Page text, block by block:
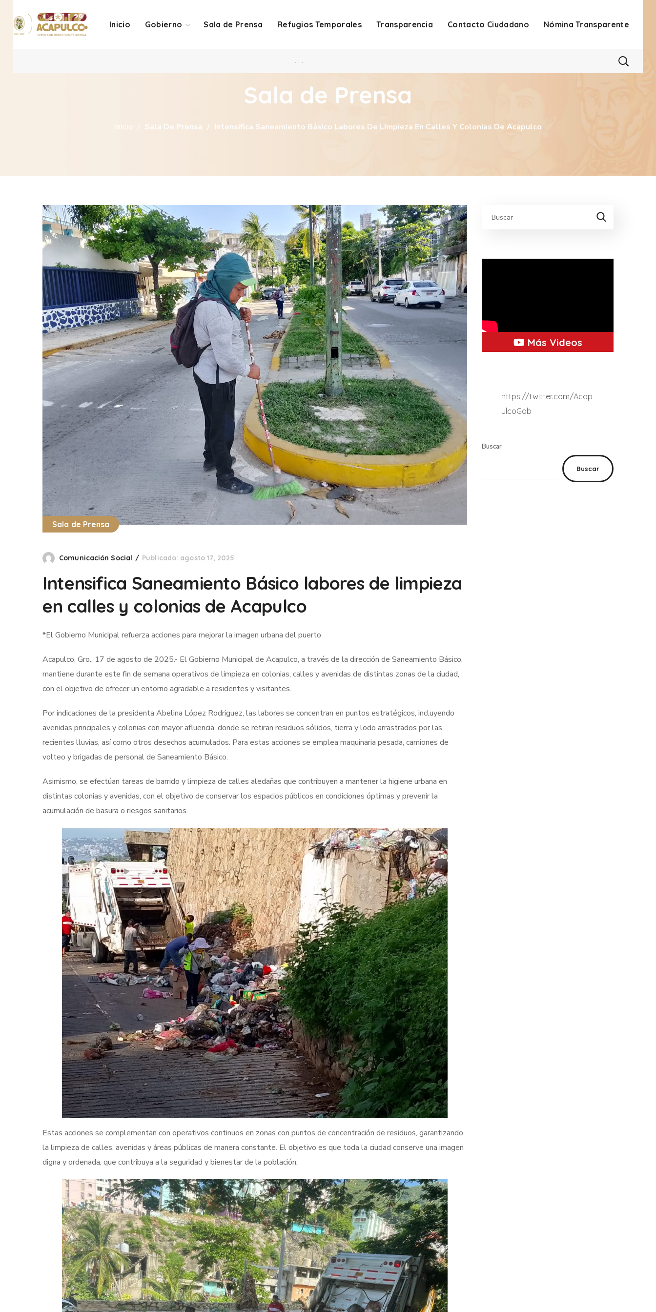
Inicio Gobierno Sala de Prensa Refugios Temporales Transparencia Contacto Ciudadano Nómina Transparente
. . .
Sala de Prensa
Inicio Sala De Prensa Intensifica Saneamiento Básico Labores De Limpieza En Calles Y Colonias De Acapulco
Sala de Prensa
Comunicación Social Publicado: agosto 17, 2025
Intensifica Saneamiento Básico labores de limpieza
en calles y colonias de Acapulco
*El Gobierno Municipal refuerza acciones para mejorar la imagen urbana del puerto
Acapulco, Gro., 17 de agosto de 2025.- El Gobierno Municipal de Acapulco, a través de la dirección de Saneamiento Básico,
mantiene durante este fin de semana operativos de limpieza en colonias, calles y avenidas de distintas zonas de la ciudad,
con el objetivo de ofrecer un entorno agradable a residentes y visitantes.
Por indicaciones de la presidenta Abelina López Rodríguez, las labores se concentran en puntos estratégicos, incluyendo
avenidas principales y colonias con mayor afluencia, donde se retiran residuos sólidos, tierra y lodo arrastrados por las
recientes lluvias, así como otros desechos acumulados. Para estas acciones se emplea maquinaria pesada, camiones de
volteo y brigadas de personal de Saneamiento Básico.
Asimismo, se efectúan tareas de barrido y limpieza de calles aledañas que contribuyen a mantener la higiene urbana en
distintas colonias y avenidas, con el objetivo de conservar los espacios públicos en condiciones óptimas y prevenir la
acumulación de basura o riesgos sanitarios.
Estas acciones se complementan con operativos continuos en zonas con puntos de concentración de residuos, garantizando
la limpieza de calles, avenidas y áreas públicas de manera constante. El objetivo es que toda la ciudad conserve una imagen
digna y ordenada, que contribuya a la seguridad y bienestar de la población.
Más Videos
https://twitter.com/Acap
ulcoGob
Buscar
Buscar